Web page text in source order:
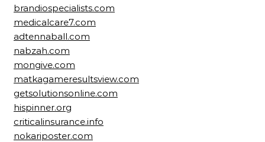
brandiospecialists.com
medicalcare7.com
adtennaball.com
nabzah.com
mongive.com
matkagameresultsview.com
getsolutionsonline.com
hispinner.org
criticalinsurance.info
nokariposter.com